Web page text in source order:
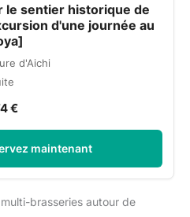
le sentier historique de
d'une journée au
d'Aichi
€
maintenant
brasseries autour de